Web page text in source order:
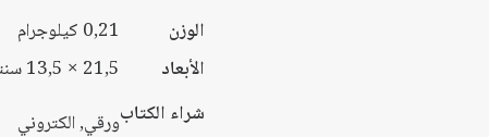
الوزن
0,21 كيلوجرام
الأبعاد
21,5 × 13,5 سنتيميتر
شراء الكتابورقي, الكتروني